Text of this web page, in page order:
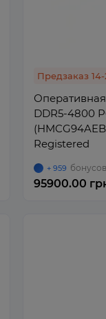
Предзаказ
DDR5-4800
Registered
+ 959 бонусов
95900.00